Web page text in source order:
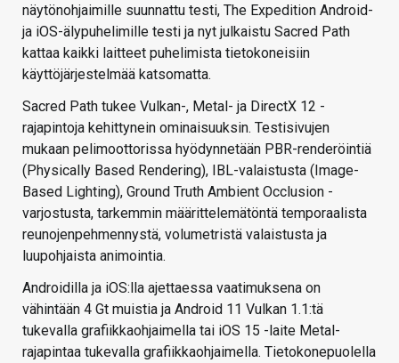
näytönohjaimille suunnattu testi, The Expedition Android-
ja iOS-älypuhelimille testi ja nyt julkaistu Sacred Path
kattaa kaikki laitteet puhelimista tietokoneisiin
käyttöjärjestelmää katsomatta.
Sacred Path tukee Vulkan-, Metal- ja DirectX 12 -
rajapintoja kehittynein ominaisuuksin. Testisivujen
mukaan pelimoottorissa hyödynnetään PBR-renderöintiä
(Physically Based Rendering), IBL-valaistusta (Image-
Based Lighting), Ground Truth Ambient Occlusion -
varjostusta, tarkemmin määrittelemätöntä temporaalista
reunojenpehmennystä, volumetristä valaistusta ja
luupohjaista animointia.
Androidilla ja iOS:lla ajettaessa vaatimuksena on
vähintään 4 Gt muistia ja Android 11 Vulkan 1.1:tä
tukevalla grafiikkaohjaimella tai iOS 15 -laite Metal-
rajapintaa tukevalla grafiikkaohjaimella. Tietokonepuolella